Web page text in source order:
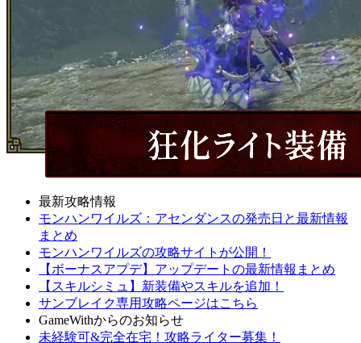
最新攻略情報
モンハンワイルズ：アセンダンスの発売日と最新情報
まとめ
モンハンワイルズの攻略サイトが公開！
【ボーナスアプデ】アップデートの最新情報まとめ
【スキルシミュ】新装備やスキルを追加！
サンブレイク専用攻略ページはこちら
GameWithからのお知らせ
未経験可&完全在宅！攻略ライター募集！